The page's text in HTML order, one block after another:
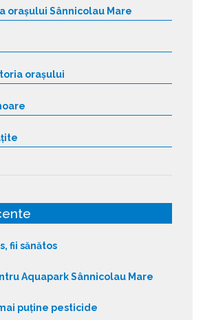
orașului Sânnicolau Mare
orașului
fii sănătos
Aquapark Sânnicolau Mare
puține pesticide